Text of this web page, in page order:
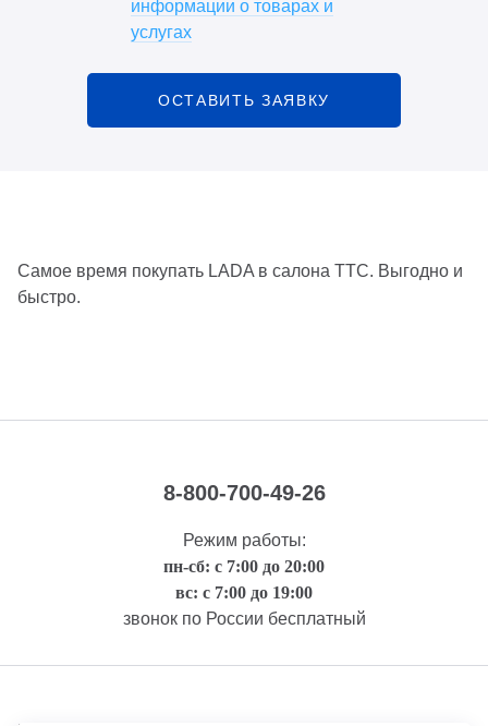
информации о товарах и
услугах
ОСТАВИТЬ ЗАЯВКУ
Самое время покупать LADA в салона ТТС. Выгодно и
быстро.
8-800-700-49-26
Режим работы:
пн-сб: с 7:00 до 20:00
вс: с 7:00 до 19:00
звонок по России бесплатный